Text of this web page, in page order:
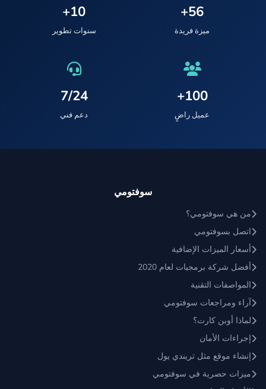
56+
ميزة فريدة
10+
سنوات تطوير
100+
عميل راضٍ
7/24
دعم فني
سوفتومي
من هي سوفتومي؟
اتصل بسوفتومي
أسعار الميزات الإضافية
أفضل شركة برمجيات لعام 2020
المواصفات التقنية
آراء ومراجعات سوفتومي
لماذا أوبن كارت؟
إجراءات الأمان
إنشاء موقع مثل تريندي يول
ميزات حصرية في سوفتومي